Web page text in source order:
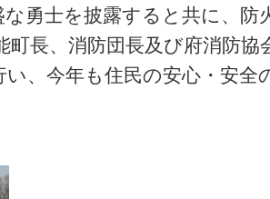
勇士を披露すると共に、防
町長、消防団長及び府消防協
、今年も住民の安心・安全